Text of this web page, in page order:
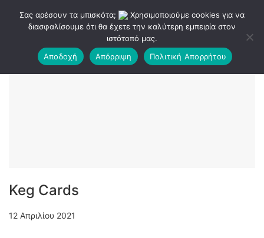
Keg Cards
12 Απριλίου 2021
Σας αρέσουν τα μπισκότα;
Χρησιμοποιούμε cookies για να
διασφαλίσουμε ότι θα έχετε την καλύτερη εμπειρία στον
ιστότοπό μας.
Αποδοχή
Απόρριψη Πολιτική Απορρήτου